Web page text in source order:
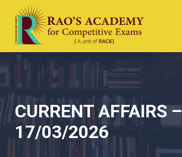
CURRENT AFFAIRS –
17/03/2026